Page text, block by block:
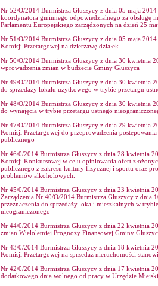
Nr 52/O/2014 Burmistrza Głuszycy z dnia 05 maja
koordynatora gminnego odpowiedzialnego za obsługę
Parlamentu Europejskiego zarządzonych na dzień 25
Nr 51/O/2014 Burmistrza Głuszycy z dnia 05 maja
Komisji Przetargowej na dzierżawę działek
Nr 50/O/2014 Burmistrza Głuszycy z dnia 30 kwietnia
wprowadzenia zmian w budżecie Gminy Głuszyca
Nr 49/O/2014 Burmistrza Głuszycy z dnia 30 kwietnia
do sprzedaży lokalu użytkowego w trybie przetargu
Nr 48/O/2014 Burmistrza Głuszycy z dnia 30 kwietnia
do wynajęcia w trybie przetargu ustnego
Nr 47/O/2014 Burmistrza Głuszycy z dnia 29 kwietnia
Komisji Przetargowej do przeprowadzenia
publicznego
Nr 46/0/2014 Burmistrza Głuszycy z dnia 28 kwietnia
Komisji Konkursowej w celu opiniowania ofert
publicznego z zakresu kultury fizycznej i sportu oraz
problemów alkoholowych.
Nr 45/0/2014 Burmistrza Głuszycy z dnia 23 kwietnia
Zarządzenia Nr 40/O/2014 Burmistrza Głuszycy z dnia
przeznaczenia do sprzedaży lokali mieszkalnych w
nieograniczonego
Nr 44/0/2014 Burmistrza Głuszycy z dnia 22 kwietnia
zmian Wieloletniej Prognozy Finansowej Gminy
Nr 43/0/2014 Burmistrza Głuszycy z dnia 18 kwietnia
Komisji Przetargowej na sprzedaż nieruchomości
Nr 42/0/2014 Burmistrza Głuszycy z dnia 17 kwietnia
dodatkowego dnia wolnego od pracy w Urzędzie